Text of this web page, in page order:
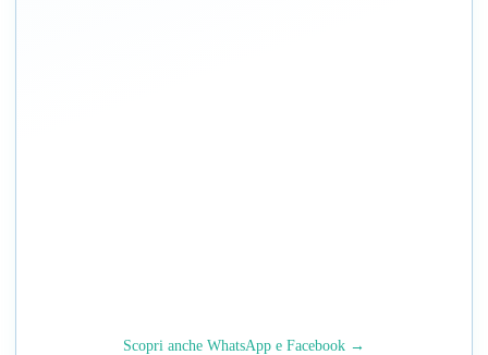
Scopri anche WhatsApp e Facebook →